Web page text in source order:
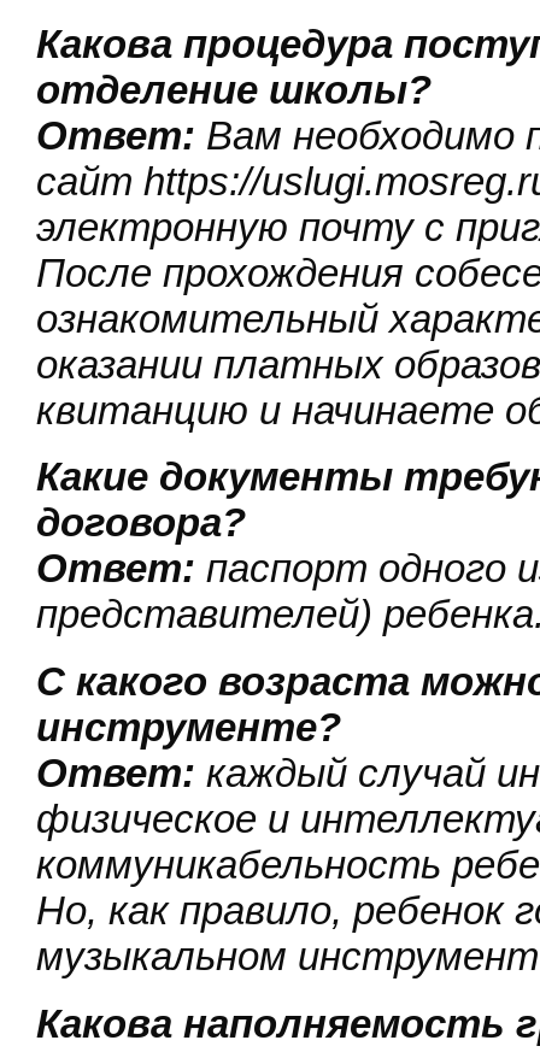
Какова процедура
отделение школы?​
Ответ: Вам необходимо
сайт https://
электронную почту с
После прохождения
ознакомительный
оказании платных
квитанцию и начинаете
Какие документы
договора?
Ответ: паспорт одного
представителей)
С какого возраста
инструменте?
Ответ: каждый случай
физическое и
коммуникабельность
Но, как правило, ребенок
музыкальном
Какова наполняемость